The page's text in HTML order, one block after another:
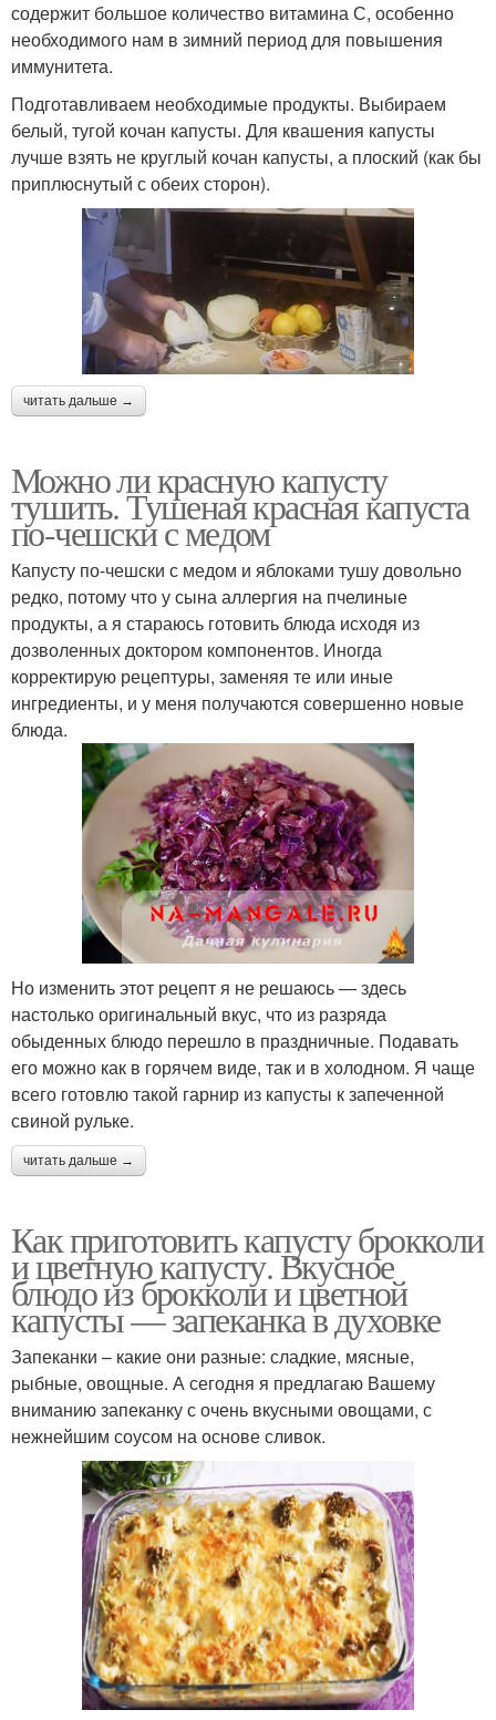
содержит большое количество витамина С, особенно
необходимого нам в зимний период для повышения
иммунитета.
Подготавливаем необходимые продукты. Выбираем
белый, тугой кочан капусты. Для квашения капусты
лучше взять не круглый кочан капусты, а плоский (как бы
приплюснутый с обеих сторон).
читать дальше →
Можно ли красную капусту
тушить. Тушеная красная капуста
по-чешски с медом
Капусту по-чешски с медом и яблоками тушу довольно
редко, потому что у сына аллергия на пчелиные
продукты, а я стараюсь готовить блюда исходя из
дозволенных доктором компонентов. Иногда
корректирую рецептуры, заменяя те или иные
ингредиенты, и у меня получаются совершенно новые
блюда.
Но изменить этот рецепт я не решаюсь — здесь
настолько оригинальный вкус, что из разряда
обыденных блюдо перешло в праздничные. Подавать
его можно как в горячем виде, так и в холодном. Я чаще
всего готовлю такой гарнир из капусты к запеченной
свиной рульке.
читать дальше →
Как приготовить капусту брокколи
и цветную капусту. Вкусное
блюдо из брокколи и цветной
капусты — запеканка в духовке
Запеканки – какие они разные: сладкие, мясные,
рыбные, овощные. А сегодня я предлагаю Вашему
вниманию запеканку с очень вкусными овощами, с
нежнейшим соусом на основе сливок.